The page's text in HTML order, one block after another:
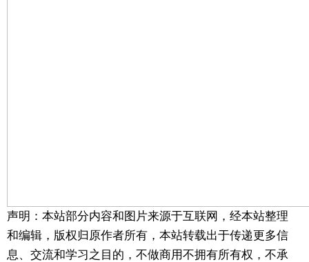
声明：本站部分内容和图片来源于互联网，经本站整理
和编辑，版权归原作者所有，本站转载出于传递更多信
息、交流和学习之目的，不做商用不拥有所有权，不承